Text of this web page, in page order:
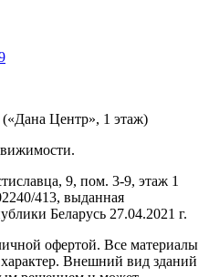
Центр», 1 этаж)
9, пом. 3-9, этаж 1
413, выданная
Беларусь 27.04.2021 г.
офертой. Все материалы
Внешний вид зданий